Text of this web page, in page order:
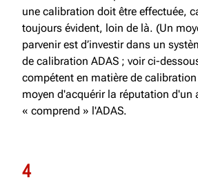
une calibration doit être effectuée,
toujours évident, loin de là. (Un
parvenir est d’investir dans un
de calibration ADAS ; voir ci-
compétent en matière de
moyen d'acquérir la réputation d'un
« comprend » l'ADAS.
4